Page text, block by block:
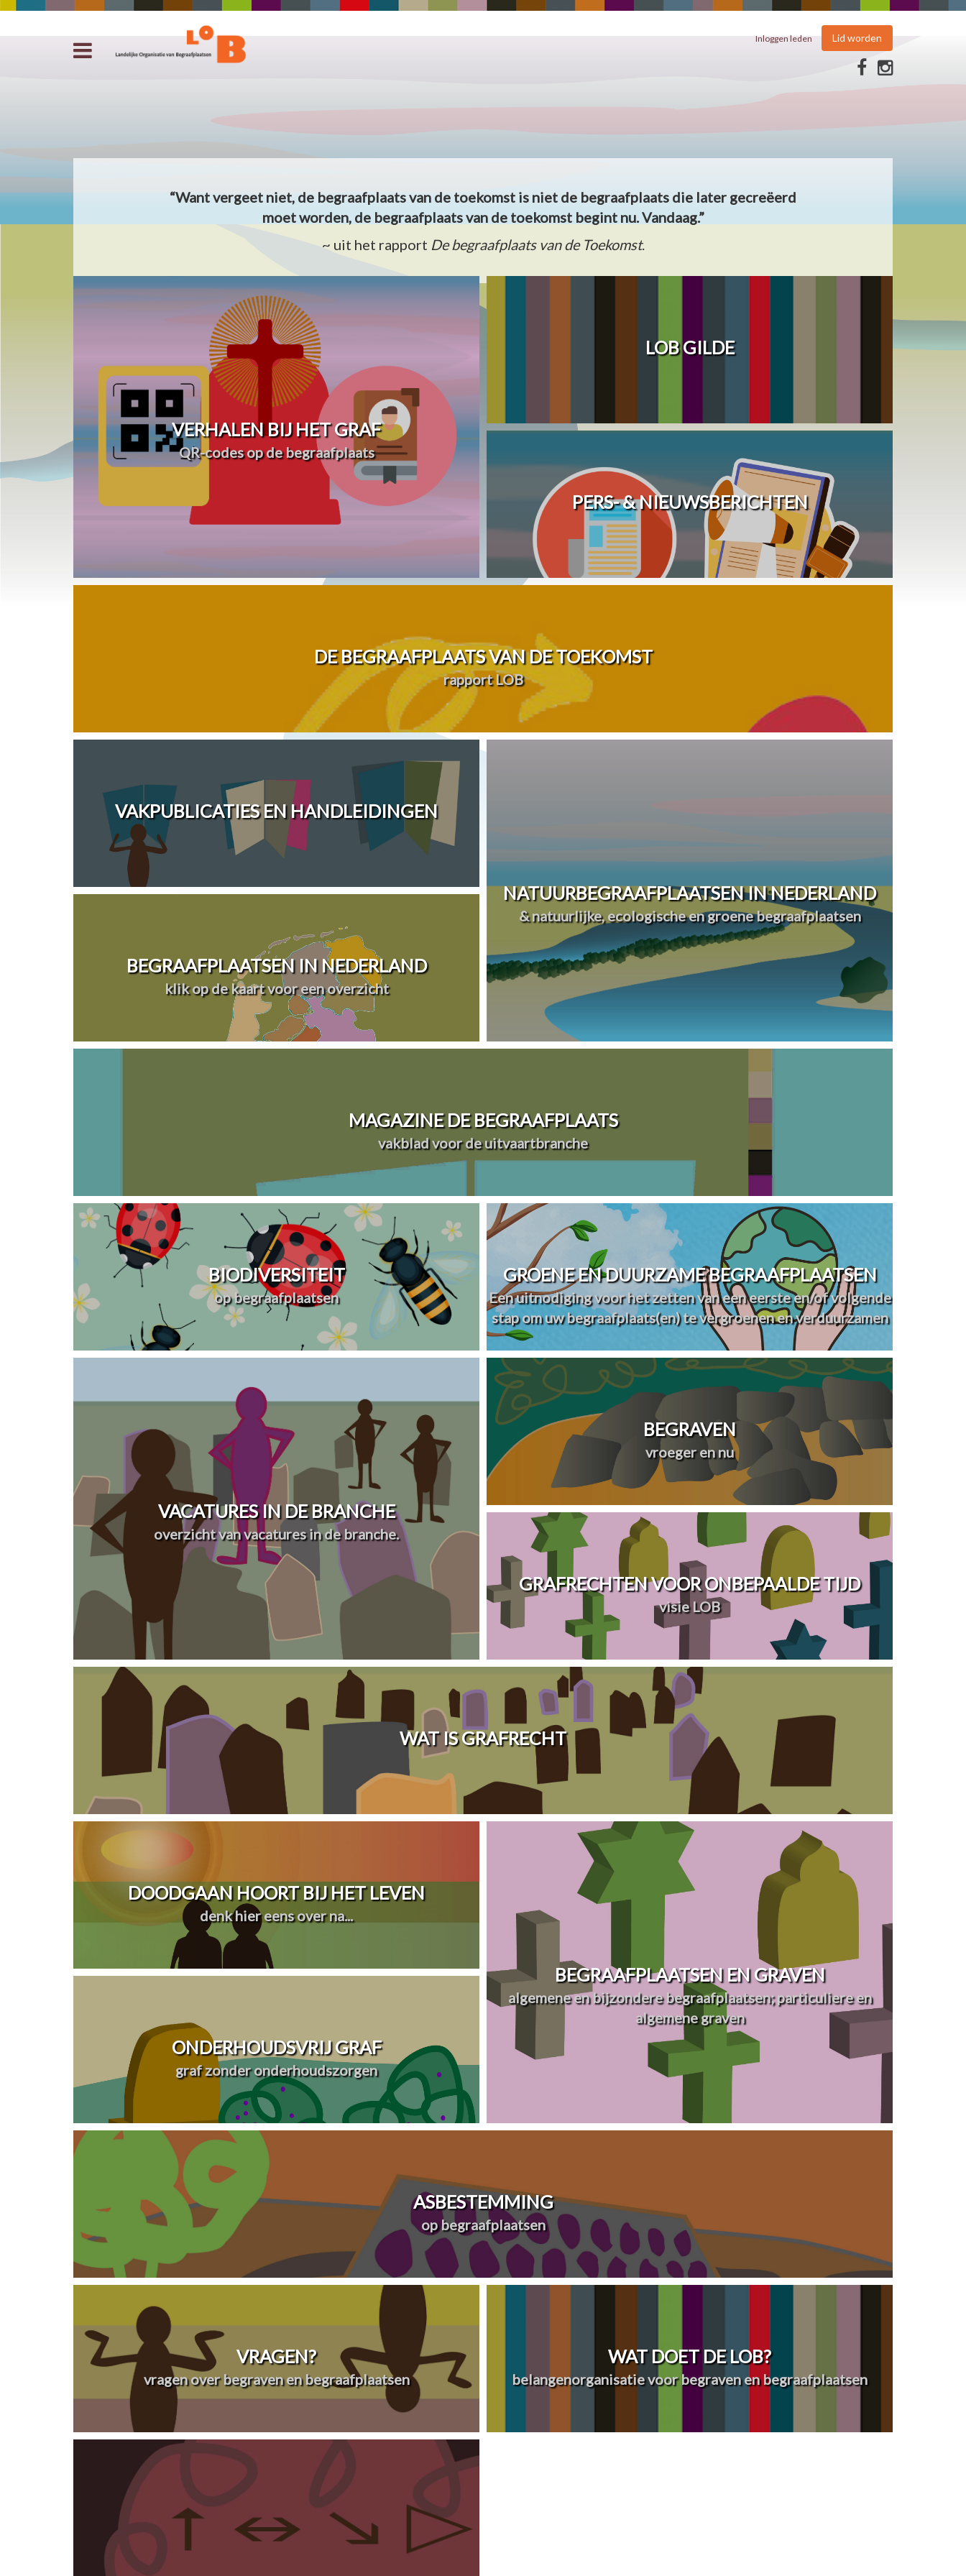
Inloggen leden Lid worden
“Want vergeet niet, de begraafplaats van de toekomst is niet de begraafplaats die later gecreëerd
moet worden, de begraafplaats van de toekomst begint nu. Vandaag.”
~ uit het rapport De begraafplaats van de Toekomst.
VERHALEN BIJ HET GRAF
QR-codes op de begraafplaats
LOB GILDE
PERS- & NIEUWSBERICHTEN
DE BEGRAAFPLAATS VAN DE TOEKOMST
rapport LOB
VAKPUBLICATIES EN HANDLEIDINGEN
BEGRAAFPLAATSEN IN NEDERLAND
klik op de kaart voor een overzicht
NATUURBEGRAAFPLAATSEN IN NEDERLAND
& natuurlijke, ecologische en groene begraafplaatsen
MAGAZINE DE BEGRAAFPLAATS
vakblad voor de uitvaartbranche
BIODIVERSITEIT
op begraafplaatsen
GROENE EN DUURZAME BEGRAAFPLAATSEN
Een uitnodiging voor het zetten van een eerste en/of volgende
stap om uw begraafplaats(en) te vergroenen en verduurzamen
VACATURES IN DE BRANCHE
overzicht van vacatures in de branche.
BEGRAVEN
vroeger en nu
GRAFRECHTEN VOOR ONBEPAALDE TIJD
visie LOB
WAT IS GRAFRECHT
DOODGAAN HOORT BIJ HET LEVEN
denk hier eens over na...
ONDERHOUDSVRIJ GRAF
graf zonder onderhoudszorgen
BEGRAAFPLAATSEN EN GRAVEN
algemene en bijzondere begraafplaatsen; particuliere en
algemene graven
ASBESTEMMING
op begraafplaatsen
VRAGEN?
vragen over begraven en begraafplaatsen
WAT DOET DE LOB?
belangenorganisatie voor begraven en begraafplaatsen